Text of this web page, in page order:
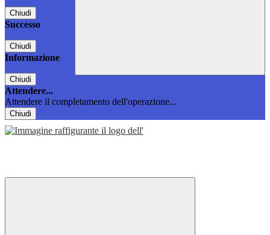
Chiudi
Successo
Chiudi
Informazione
Chiudi
Attendere...
Attendere il completamento dell'operazione...
Chiudi